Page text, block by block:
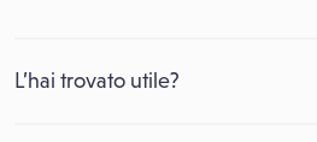
L’hai trovato utile?